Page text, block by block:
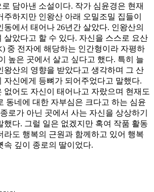
담아낸 소설이다. 작가 심윤경은 현재
주하지만 인왕산 아래 오밀조밀 집들이
동에서 태어나 26년간 살았다. 인왕산의
살았다고 할 수 있다. 자신을 스스로 요산
) 중 전자에 해당하는 인간형이라 자평하
높은 곳에서 살고 싶다고 했다. 특히 늘
왕산의 영향을 받았다고 생각하며 그 산
자신에게 등뼈가 되어주었다고 말했다.
없어도 자신이 태어나고 자랐으며 현재도
동네에 대한 자부심은 크다고 하는 심윤
로가 아닌 곳에서 사는 자신을 상상하기
했다. 그럴 일은 없겠지만 혹여 작품 활동
라도 행복의 근원과 함께하고 있어 행복
속 깊이 종로의 딸이었다.